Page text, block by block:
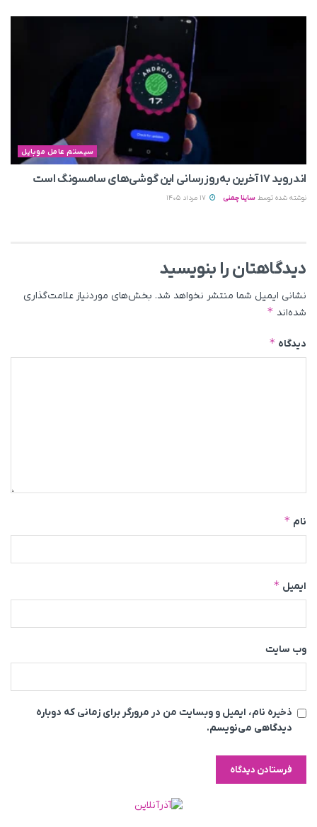
سیستم عامل موبایل
اندروید ۱۷ آخرین به‌روزرسانی این گوشی‌های سامسونگ است
نوشته شده توسط ساینا چمنی
دیدگاهتان را بنویسید
نشانی ایمیل شما منتشر نخواهد شد. بخش‌های موردنیاز علامت‌گذاری
شده‌اند *
دیدگاه *
نام *
ایمیل *
وب‌ سایت
ذخیره نام، ایمیل و وبسایت من در مرورگر برای زمانی که دوباره
دیدگاهی می‌نویسم.